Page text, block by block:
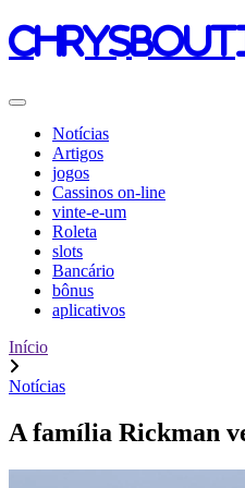
Notícias
Artigos
jogos
Cassinos on-line
vinte-e-um
Roleta
slots
Bancário
bônus
aplicativos
Início
Notícias
A família Rickman